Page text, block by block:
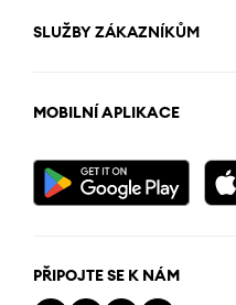
SLUŽBY ZÁKAZNÍKŮM
MOBILNÍ APLIKACE
PŘIPOJTE SE K NÁM